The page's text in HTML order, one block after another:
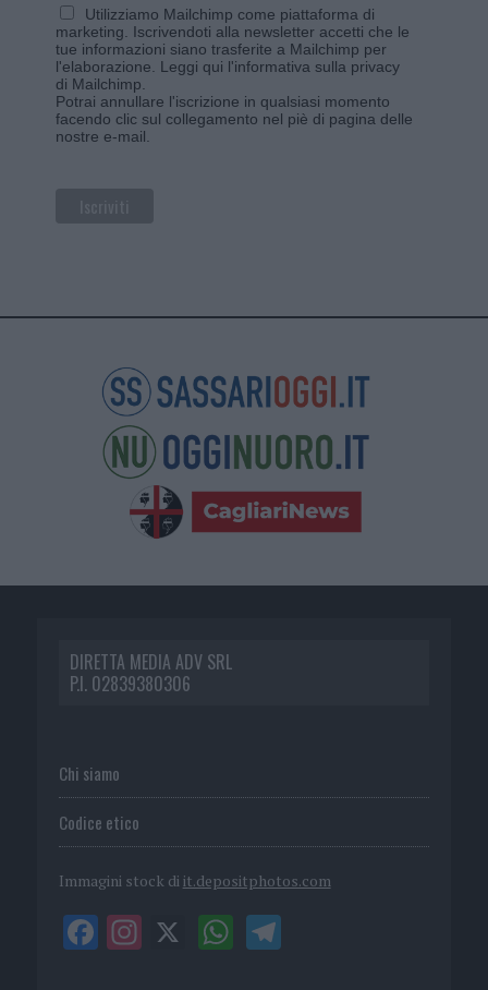
Utilizziamo Mailchimp come piattaforma di
marketing. Iscrivendoti alla newsletter accetti che le
tue informazioni siano trasferite a Mailchimp per
l'elaborazione. Leggi qui l'informativa sulla privacy
di Mailchimp
Potrai annullare l'iscrizione in qualsiasi momento
facendo clic sul collegamento nel piè di pagina delle
nostre e-mail.
DIRETTA MEDIA ADV SRL
P.I. 02839380306
Chi siamo
Codice etico
Immagini stock di it.depositphotos.com